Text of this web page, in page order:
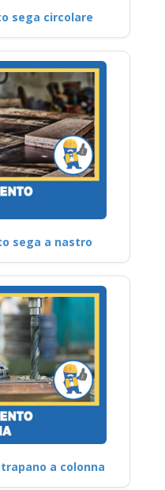
sega circolare
sega a nastro
a colonna